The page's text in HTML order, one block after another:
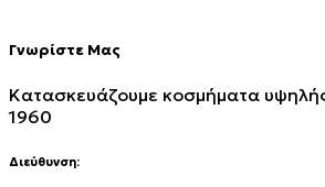
Γνωρίστε Μας
Κατασκευάζουμε κοσμήματα
1960
Διεύθυνση: